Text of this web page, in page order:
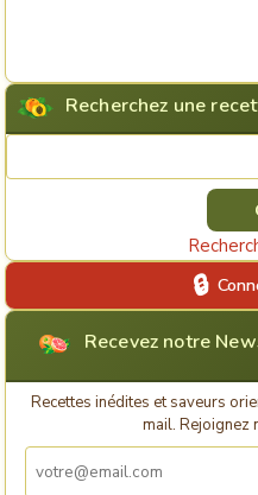
Recherchez une
Recevez notre
Recettes inédites et saveurs
mail. Rejoignez